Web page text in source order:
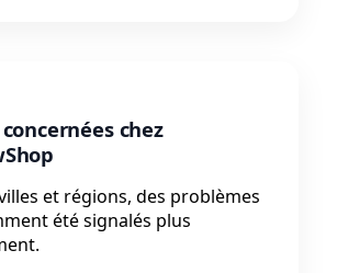
chez
et régions, des problèmes
été signalés plus